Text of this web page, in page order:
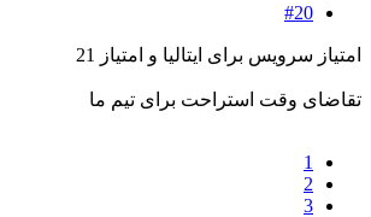
#20
امتیاز سرویس برای ایتالیا و امتیاز 21
تقاضای وقت استراحت برای تیم ما